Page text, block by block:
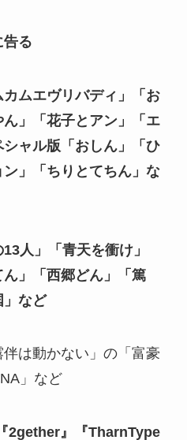
る
ムエヴリバディ」「お
」「花子とアン」「エ
ャル版「おしん」「ひ
」「ちりとてちん」な
人」「青天を衝け」
ん」「西郷どん」「篤
など
は動かない」の「富豪
」など
2gether』『TharnType